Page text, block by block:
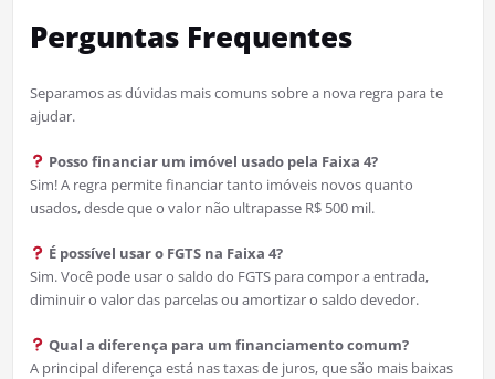
Perguntas Frequentes
Separamos as dúvidas mais comuns sobre a nova regra para te
ajudar.
Posso financiar um imóvel usado pela Faixa 4?
Sim! A regra permite financiar tanto imóveis novos quanto
usados, desde que o valor não ultrapasse R$ 500 mil.
É possível usar o FGTS na Faixa 4?
Sim. Você pode usar o saldo do FGTS para compor a entrada,
diminuir o valor das parcelas ou amortizar o saldo devedor.
Qual a diferença para um financiamento comum?
A principal diferença está nas taxas de juros, que são mais baixas